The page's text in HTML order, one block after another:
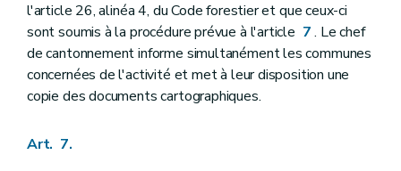
l'article 26, alinéa 4, du Code forestier et que ceux-ci
sont soumis à la procédure prévue à l'article 7. Le chef
de cantonnement informe simultanément les communes
concernées de l'activité et met à leur disposition une
copie des documents cartographiques.
Art. 7.